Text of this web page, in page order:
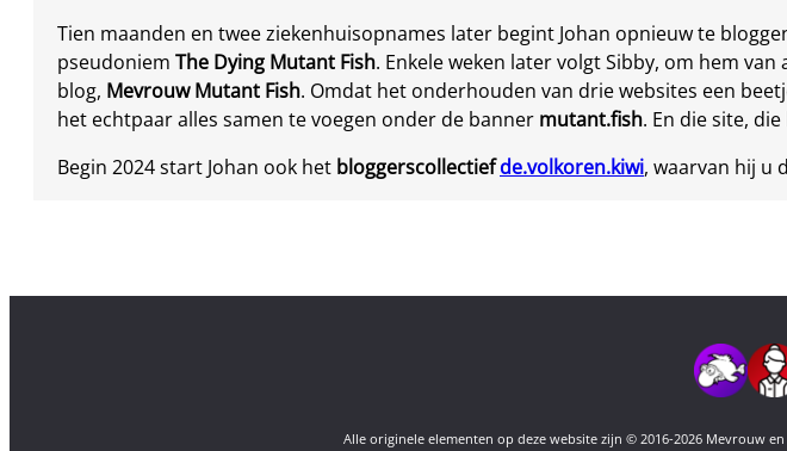
Tien maanden en twee ziekenhuisopnames later begint Johan opnieuw te
pseudoniem The Dying Mutant Fish. Enkele weken later volgt Sibby, om hem
blog, Mevrouw Mutant Fish. Omdat het onderhouden van drie websites een
het echtpaar alles samen te voegen onder de banner mutant.fish. En die site,
Begin 2024 start Johan ook het bloggerscollectiefde.volkoren.kiwi, waarvan hij u
Alle originele elementen op deze website zijn © 2016-2026 Mevrouw